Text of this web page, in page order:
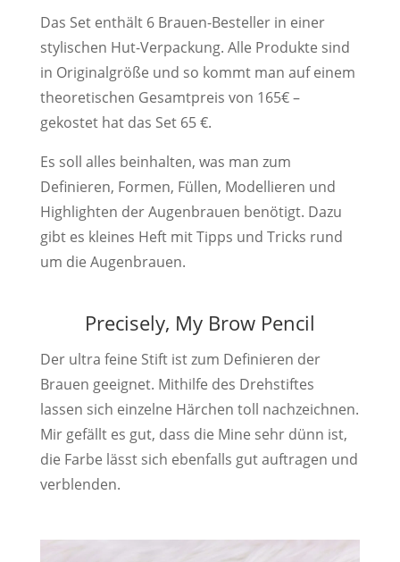
Das Set enthält 6 Brauen-Besteller in einer
stylischen Hut-Verpackung. Alle Produkte sind
in Originalgröße und so kommt man auf einem
theoretischen Gesamtpreis von 165€ –
gekostet hat das Set 65 €.
Es soll alles beinhalten, was man zum
Definieren, Formen, Füllen, Modellieren und
Highlighten der Augenbrauen benötigt. Dazu
gibt es kleines Heft mit Tipps und Tricks rund
um die Augenbrauen.
Precisely, My Brow Pencil
Der ultra feine Stift ist zum Definieren der
Brauen geeignet. Mithilfe des Drehstiftes
lassen sich einzelne Härchen toll nachzeichnen.
Mir gefällt es gut, dass die Mine sehr dünn ist,
die Farbe lässt sich ebenfalls gut auftragen und
verblenden.